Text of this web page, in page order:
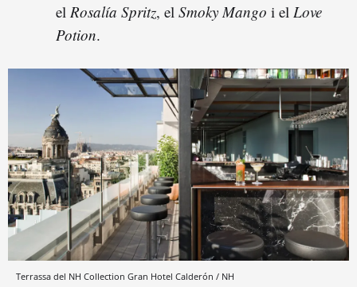
el Rosalía Spritz, el Smoky Mango i el Love
Potion.
Terrassa del NH Collection Gran Hotel Calderón / NH